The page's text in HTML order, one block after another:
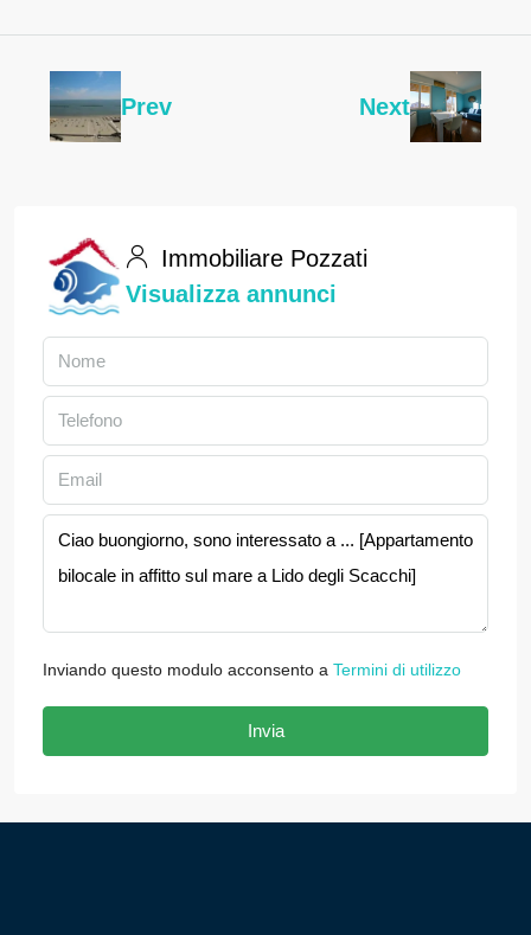
Prev Next
Immobiliare Pozzati
Visualizza annunci
Inviando questo modulo acconsento a Termini di utilizzo
Invia